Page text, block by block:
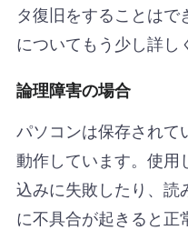
タ復旧をすることは
についてもう少し詳し
論理障害の場合
パソコンは保存されて
動作しています。使用
込みに失敗したり、読
に不具合が起きると